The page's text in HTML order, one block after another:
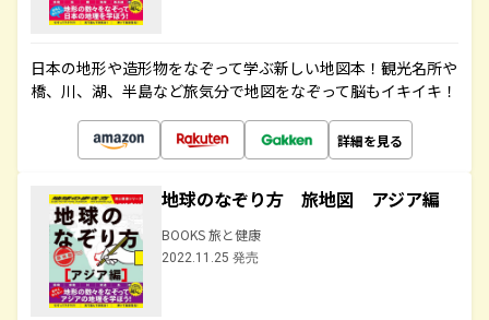
日本の地形や造形物をなぞって学ぶ新しい地図本！観光名所や
橋、川、湖、半島など旅気分で地図をなぞって脳もイキイキ！
詳細を見る
地球のなぞり方 旅地図 アジア編
BOOKS 旅と健康
2022.11.25 発売